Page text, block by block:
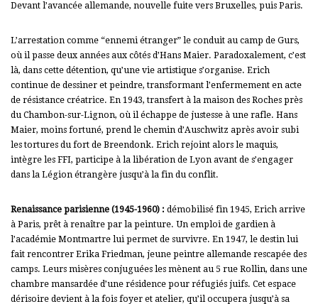
Devant l’avancée allemande, nouvelle fuite vers Bruxelles, puis Paris.
L’arrestation comme “ennemi étranger” le conduit au camp de Gurs,
où il passe deux années aux côtés d’Hans Maier. Paradoxalement, c’est
là, dans cette détention, qu’une vie artistique s’organise. Erich
continue de dessiner et peindre, transformant l’enfermement en acte
de résistance créatrice. En 1943, transfert à la maison des Roches près
du Chambon-sur-Lignon, où il échappe de justesse à une rafle. Hans
Maier, moins fortuné, prend le chemin d’Auschwitz après avoir subi
les tortures du fort de Breendonk. Erich rejoint alors le maquis,
intègre les FFI, participe à la libération de Lyon avant de s’engager
dans la Légion étrangère jusqu’à la fin du conflit.
Renaissance parisienne (1945-1960) : démobilisé fin 1945, Erich arrive
à Paris, prêt à renaître par la peinture. Un emploi de gardien à
l’académie Montmartre lui permet de survivre. En 1947, le destin lui
fait rencontrer Erika Friedman, jeune peintre allemande rescapée des
camps. Leurs misères conjuguées les mènent au 5 rue Rollin, dans une
chambre mansardée d’une résidence pour réfugiés juifs. Cet espace
dérisoire devient à la fois foyer et atelier, qu’il occupera jusqu’à sa